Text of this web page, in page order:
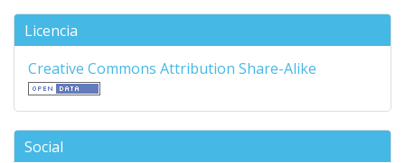
Licencia
Creative Commons Attribution Share-Alike
Social